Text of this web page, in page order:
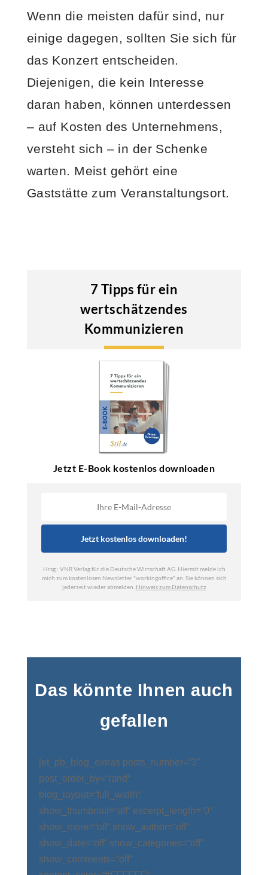
Wenn die meisten dafür sind, nur
einige dagegen, sollten Sie sich für
das Konzert entscheiden.
Diejenigen, die kein Interesse
daran haben, können unterdessen
– auf Kosten des Unternehmens,
versteht sich – in der Schenke
warten. Meist gehört eine
Gaststätte zum Veranstaltungsort.
Das könnte Ihnen auch
gefallen
[et_pb_blog_extras posts_number=“3″
post_order_by=“rand“
blog_layout=“full_width“
show_thumbnail=“off“ excerpt_length=“0″
show_more=“off“ show_author=“off“
show_date=“off“ show_categories=“off“
show_comments=“off“